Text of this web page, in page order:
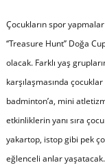
Çocukların spor
‘‘Treasure Hunt’’ Doğa
olacak. Farklı yaş
karşılaşmasında
badminton’a, mini
etkinliklerin yanı sıra
yakartop, istop gibi pek
eğlenceli anlar